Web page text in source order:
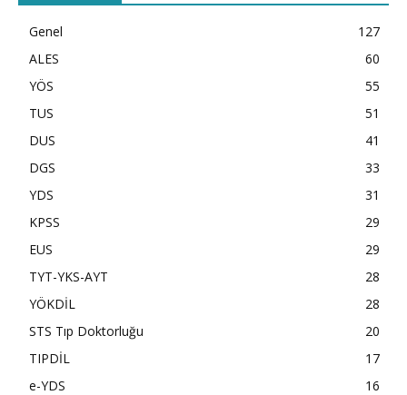
Genel
127
ALES
60
YÖS
55
TUS
51
DUS
41
DGS
33
YDS
31
KPSS
29
EUS
29
TYT-YKS-AYT
28
YÖKDİL
28
STS Tıp Doktorluğu
20
TIPDİL
17
e-YDS
16